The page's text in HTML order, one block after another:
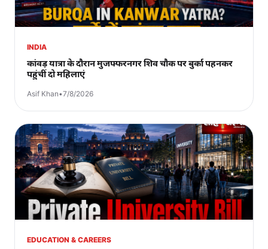
INDIA
कांवड़ यात्रा के दौरान मुजफ्फरनगर शिव चौक पर बुर्का पहनकर
पहुंचीं दो महिलाएं
Asif Khan•7/8/2026
EDUCATION & CAREERS